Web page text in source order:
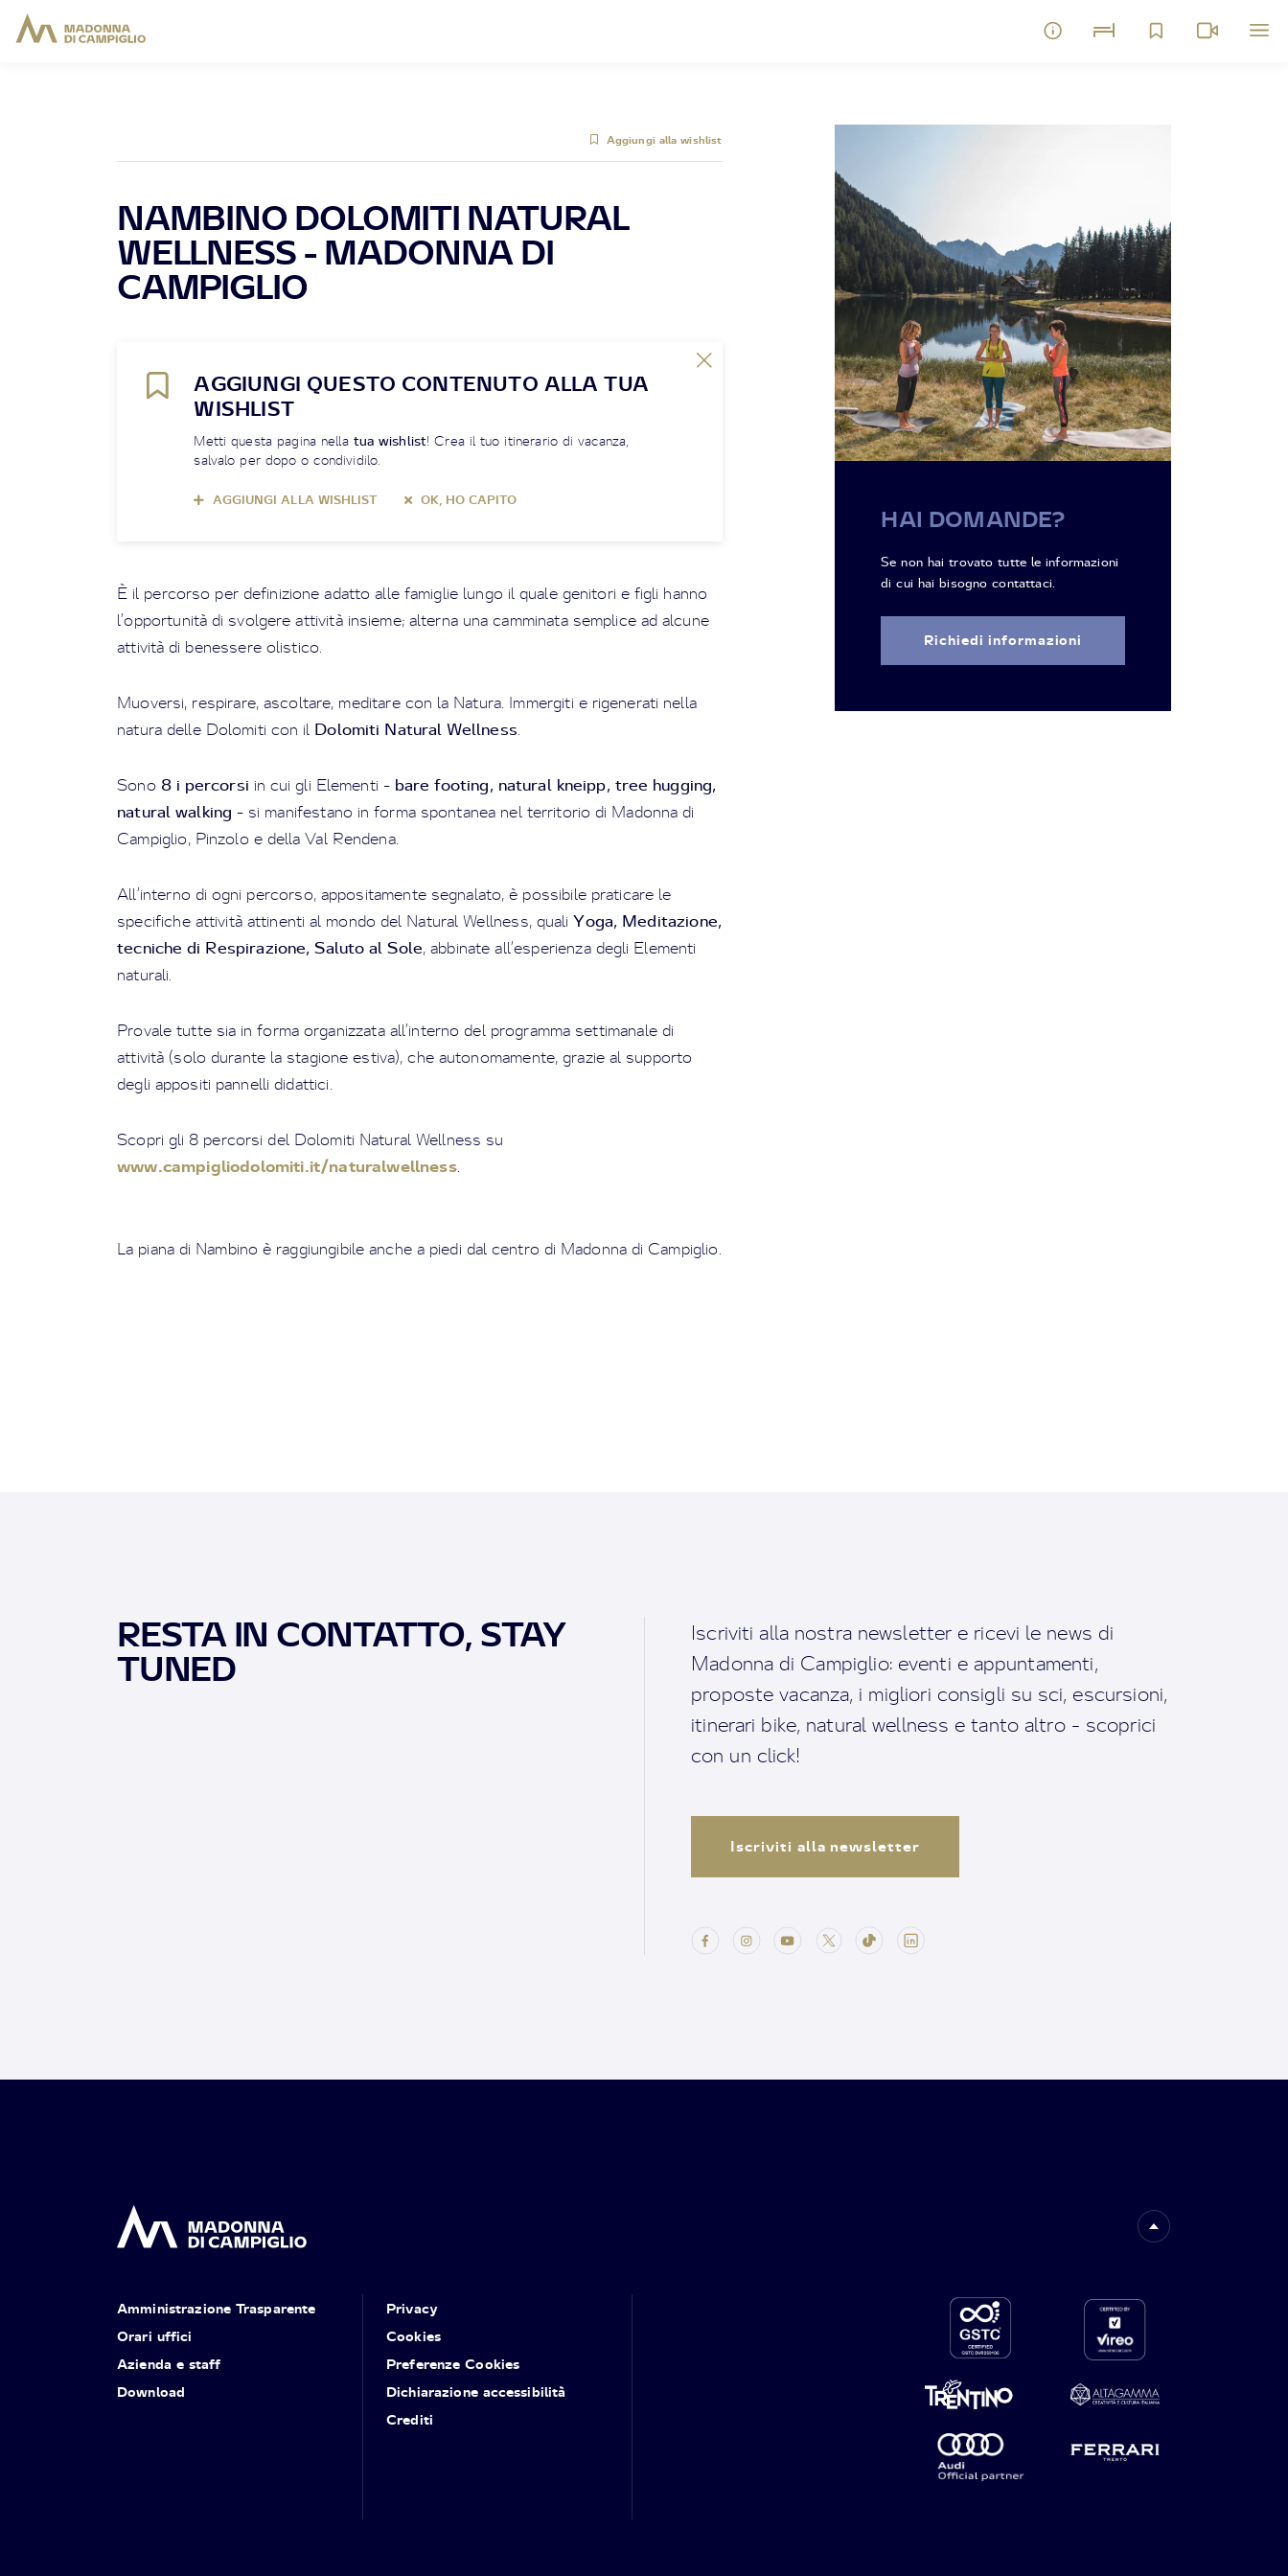
Aggiungi alla wishlist
NAMBINO DOLOMITI NATURAL
WELLNESS - MADONNA DI
CAMPIGLIO
AGGIUNGI QUESTO CONTENUTO ALLA TUA
WISHLIST
Metti questa pagina nella tua wishlist! Crea il tuo itinerario di vacanza,
salvalo per dopo o condividilo.
AGGIUNGI ALLA WISHLIST OK, HO CAPITO
È il percorso per definizione adatto alle famiglie lungo il quale genitori e figli hanno
l’opportunità di svolgere attività insieme; alterna una camminata semplice ad alcune
attività di benessere olistico.
Muoversi, respirare, ascoltare, meditare con la Natura. Immergiti e rigenerati nella
natura delle Dolomiti con il Dolomiti Natural Wellness.
Sono 8 i percorsi in cui gli Elementi - bare footing, natural kneipp, tree hugging,
natural walking - si manifestano in forma spontanea nel territorio di Madonna di
Campiglio, Pinzolo e della Val Rendena.
All’interno di ogni percorso, appositamente segnalato, è possibile praticare le
specifiche attività attinenti al mondo del Natural Wellness, qualiYoga, Meditazione,
tecniche di Respirazione, Saluto al Sole, abbinate all’esperienza degli Elementi
naturali.
Provale tutte sia in forma organizzata all’interno del programma settimanale di
attività (solo durante la stagione estiva), che autonomamente, grazie al supporto
degli appositi pannelli didattici.
Scopri gli 8 percorsi del Dolomiti Natural Wellness su
www.campigliodolomiti.it/naturalwellness.
La piana di Nambino è raggiungibile anche a piedi dal centro di Madonna di Campiglio.
HAI DOMANDE?
Se non hai trovato tutte le informazioni
di cui hai bisogno contattaci.
Richiedi informazioni
RESTA IN CONTATTO, STAY
TUNED
Iscriviti alla nostra newsletter e ricevi le news di
Madonna di Campiglio: eventi e appuntamenti,
proposte vacanza, i migliori consigli su sci, escursioni,
itinerari bike, natural wellness e tanto altro - scoprici
con un click!
Iscriviti alla newsletter
Amministrazione Trasparente
Orari uffici
Azienda e staff
Download
Privacy
Cookies
Preferenze Cookies
Dichiarazione accessibilità
Crediti